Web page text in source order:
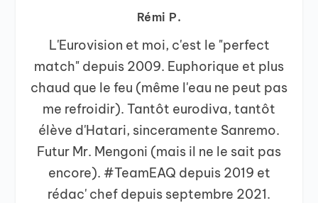
Rémi P.
L'Eurovision et moi, c'est le "perfect
match" depuis 2009. Euphorique et plus
chaud que le feu (même l'eau ne peut pas
me refroidir). Tantôt eurodiva, tantôt
élève d'Hatari, sinceramente Sanremo.
Futur Mr. Mengoni (mais il ne le sait pas
encore). #TeamEAQ depuis 2019 et
rédac' chef depuis septembre 2021.